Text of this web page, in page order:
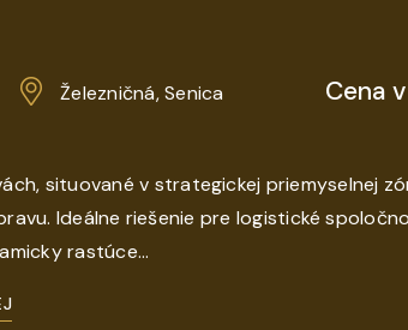
Železničná, Senica Cena
situované v strategickej priemyselnej
Ideálne riešenie pre logistické
rastúce...